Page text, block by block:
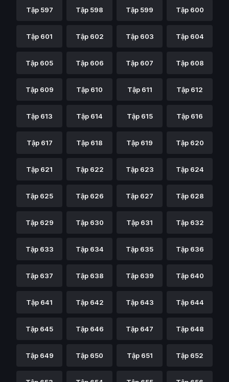
Tập 597 Tập 598 Tập 599 Tập 600
Tập 601 Tập 602 Tập 603 Tập 604
Tập 605 Tập 606 Tập 607 Tập 608
Tập 609 Tập 610 Tập 611 Tập 612
Tập 613 Tập 614 Tập 615 Tập 616
Tập 617 Tập 618 Tập 619 Tập 620
Tập 621 Tập 622 Tập 623 Tập 624
Tập 625 Tập 626 Tập 627 Tập 628
Tập 629 Tập 630 Tập 631 Tập 632
Tập 633 Tập 634 Tập 635 Tập 636
Tập 637 Tập 638 Tập 639 Tập 640
Tập 641 Tập 642 Tập 643 Tập 644
Tập 645 Tập 646 Tập 647 Tập 648
Tập 649 Tập 650 Tập 651 Tập 652